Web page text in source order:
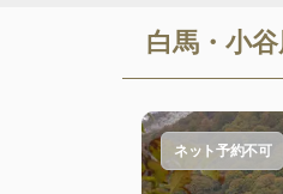
白馬・小谷
ネット予約不可